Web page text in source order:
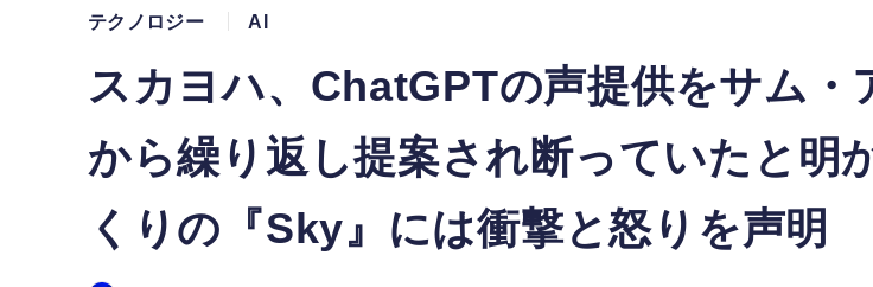
スカヨハ、ChatGPTの声提供をサム・
から繰り返し提案され断っていたと明
くりの『Sky』には衝撃と怒りを声明
テクノロジー AI